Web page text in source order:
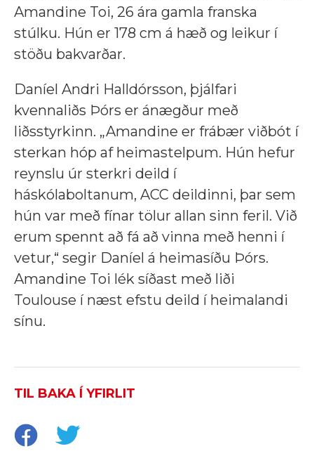
Amandine Toi, 26 ára gamla franska
stúlku. Hún er 178 cm á hæð og leikur í
stöðu bakvarðar.
Daníel Andri Halldórsson, þjálfari
kvennaliðs Þórs er ánægður með
liðsstyrkinn. „Amandine er frábær viðbót í
sterkan hóp af heimastelpum. Hún hefur
reynslu úr sterkri deild í
háskólaboltanum, ACC deildinni, þar sem
hún var með fínar tölur allan sinn feril. Við
erum spennt að fá að vinna með henni í
vetur,“ segir Daníel á heimasíðu Þórs.
Amandine Toi lék síðast með liði
Toulouse í næst efstu deild í heimalandi
sínu.
TIL BAKA Í YFIRLIT